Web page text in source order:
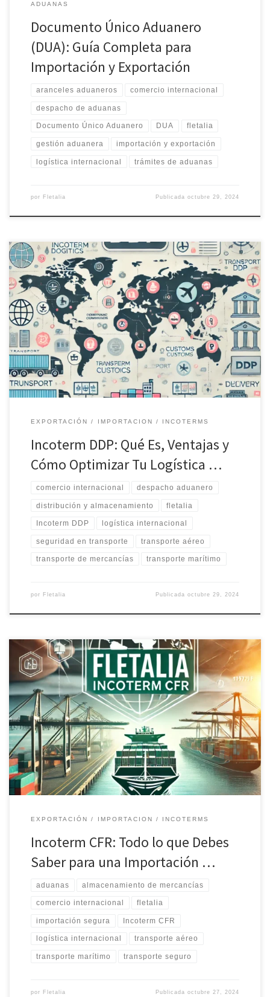
ADUANAS
Documento Único Aduanero
(DUA): Guía Completa para
Importación y Exportación
aranceles aduaneros comercio internacional
despacho de aduanas
Documento Único Aduanero DUA fletalia
gestión aduanera importación y exportación
logística internacional trámites de aduanas
por Fletalia Publicadaoctubre 29, 2024
Infografía sobre el Incoterm DDP: proceso logístico completo en el
que el vendedor asume todos los costos y riesgos hasta la entrega
final, incluyendo transporte, despacho aduanero e impuestos en
destino. Fletalia facilita estos envíos con soluciones integrales de
transporte y logística.
EXPORTACIÓN IMPORTACION INCOTERMS
Incoterm DDP: Qué Es, Ventajas y
Cómo Optimizar Tu Logística …
comercio internacional despacho aduanero
distribución y almacenamiento fletalia
Incoterm DDP logística internacional
seguridad en transporte transporte aéreo
transporte de mercancías transporte marítimo
por Fletalia Publicadaoctubre 29, 2024
CFR Incoterm es casi lo mismo que CIF Incoterm, la única
diferencia es que, según CIF Incoterm, el seguro debe ser
comprado por el vendedor. Sin embargo, según CFR incoterm, la
compra de un seguro es opcional.
EXPORTACIÓN IMPORTACION INCOTERMS
Incoterm CFR: Todo lo que Debes
Saber para una Importación …
aduanas almacenamiento de mercancías
comercio internacional fletalia
importación segura Incoterm CFR
logística internacional transporte aéreo
transporte marítimo transporte seguro
por Fletalia Publicadaoctubre 27, 2024